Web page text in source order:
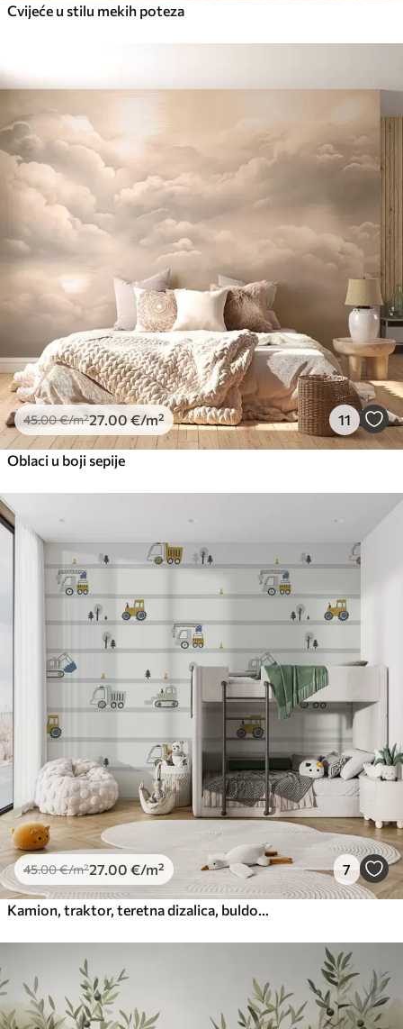
Cvijeće u stilu mekih poteza
45.00€/m²27 .00 €/m² 11
Oblaci u boji sepije
45.00€/m²27 .00 €/m² 7